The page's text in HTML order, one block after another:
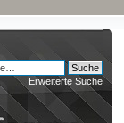
Erweiterte Suche